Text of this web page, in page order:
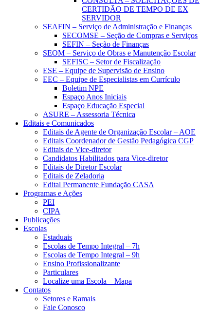
CERTIDÃO DE TEMPO DE EX
SERVIDOR
SEAFIN – Serviço de Administração e Finanças
SECOMSE – Seção de Compras e Serviços
SEFIN – Seção de Finanças
SEOM – Serviço de Obras e Manutenção Escolar
SEFISC – Setor de Fiscalização
ESE – Equipe de Supervisão de Ensino
EEC – Equipe de Especialistas em Currículo
Boletim NPE
Espaço Anos Iniciais
Espaço Educação Especial
ASURE – Assessoria Técnica
Editais e Comunicados
Editais de Agente de Organização Escolar – AOE
Editais Coordenador de Gestão Pedagógica CGP
Editais de Vice-diretor
Candidatos Habilitados para Vice-diretor
Editais de Diretor Escolar
Editais de Zeladoria
Edital Permanente Fundação CASA
Programas e Ações
PEI
CIPA
Publicações
Escolas
Estaduais
Escolas de Tempo Integral – 7h
Escolas de Tempo Integral – 9h
Ensino Profissionalizante
Particulares
Localize uma Escola – Mapa
Contatos
Setores e Ramais
Fale Conosco